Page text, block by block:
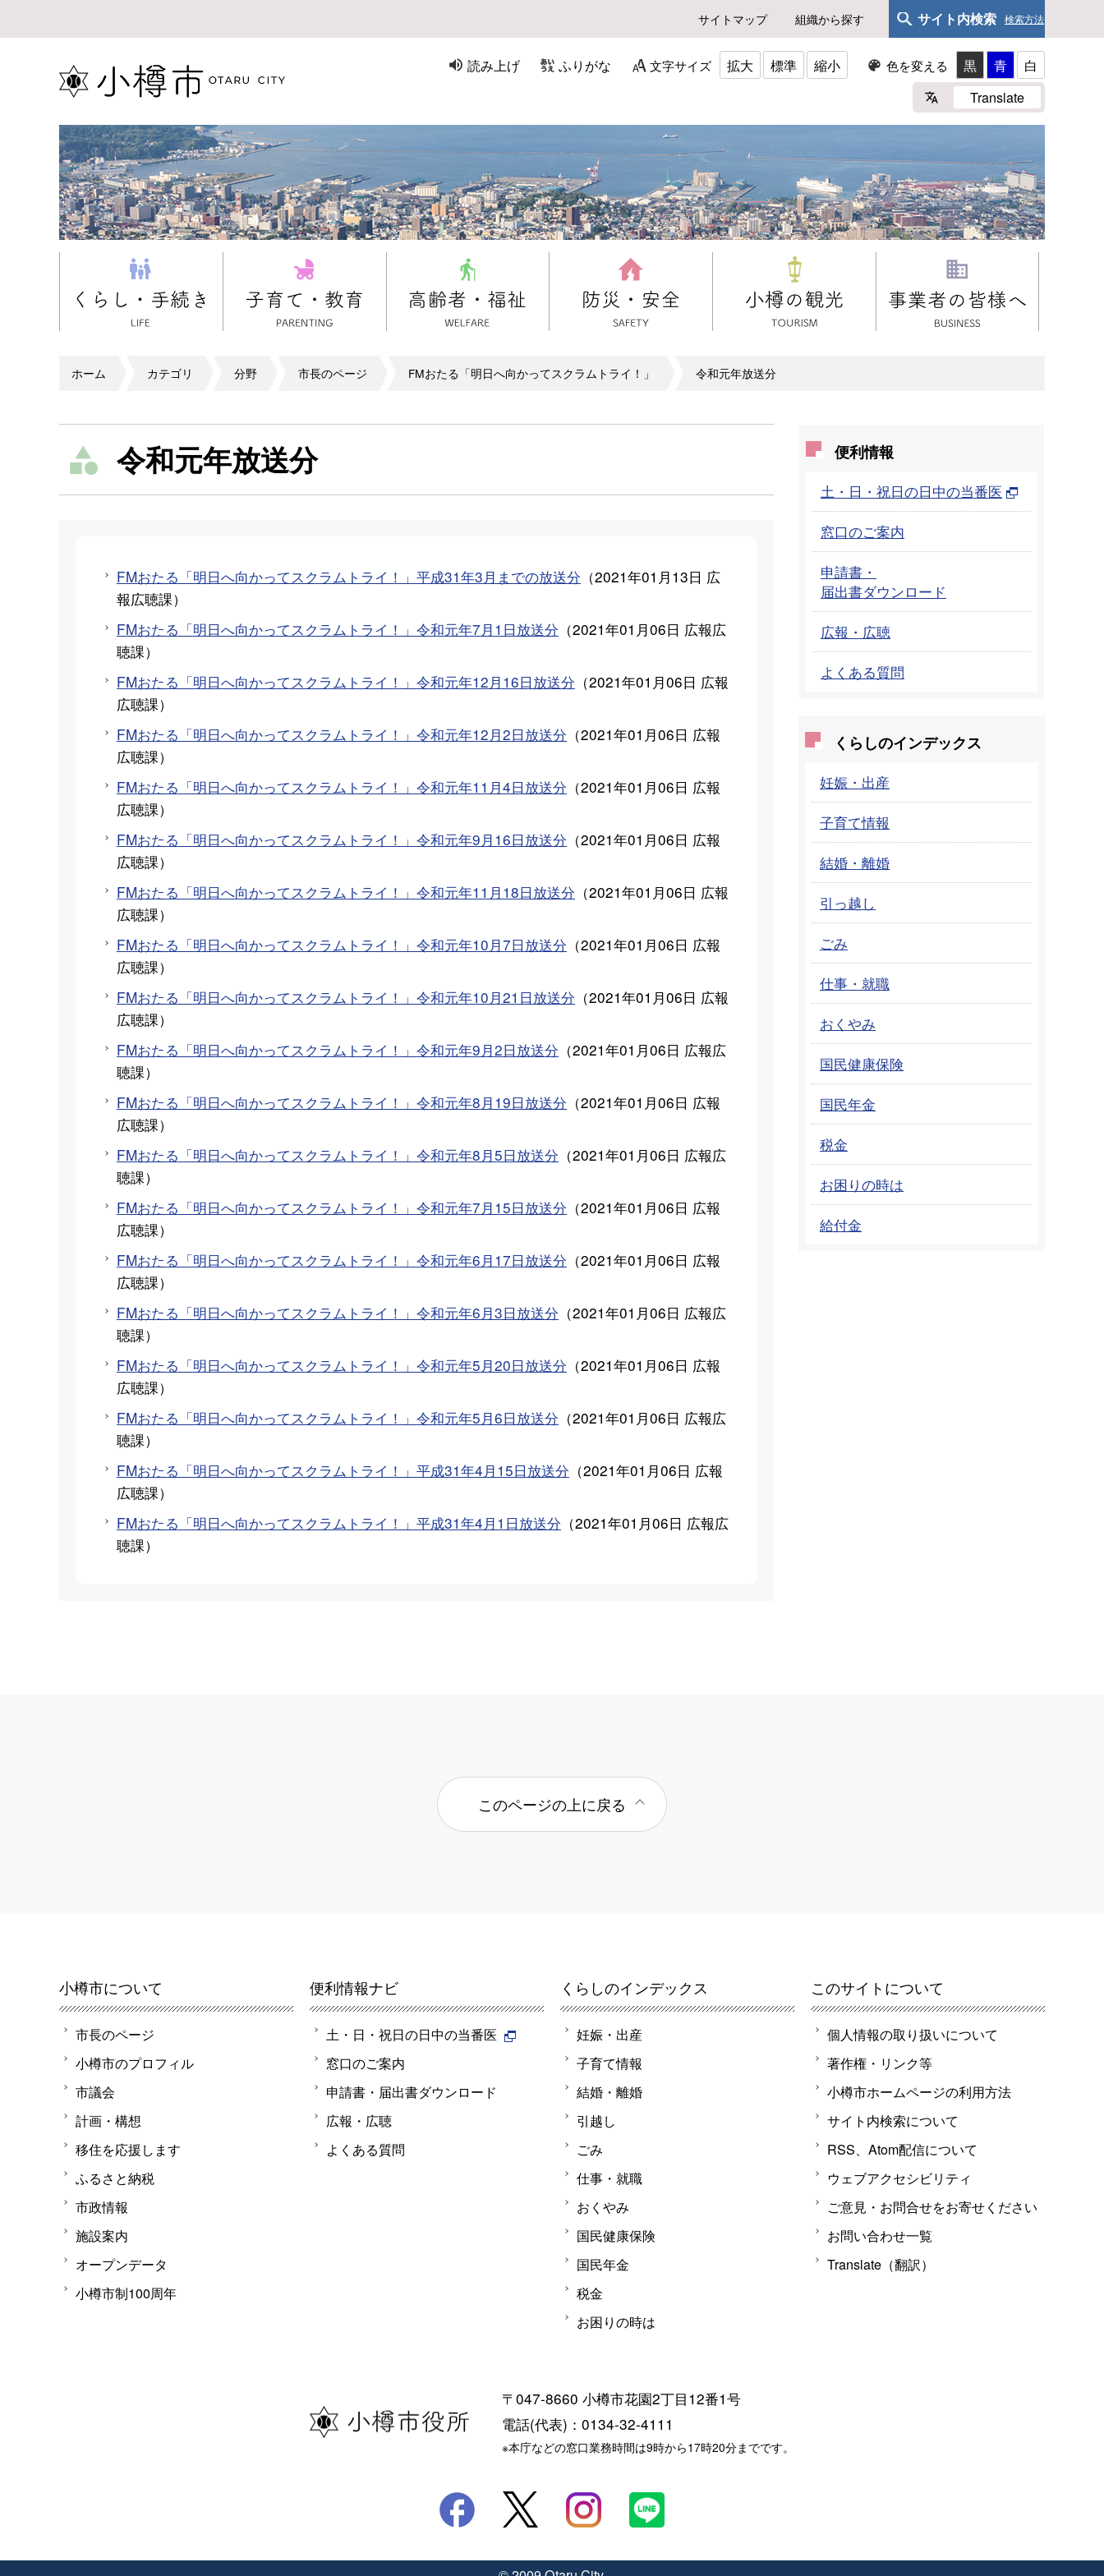
サイトマップ 組織から探す サイト内検索 検索方法
読み上げ ふりがな 文字サイズ 拡大 標準 縮小 色を変える 黒 青
白
Translate
ホーム カテゴリ 分野 市長のページ FMおたる「明日へ向かってスクラムトライ！」 令和元年放送分
令和元年放送分
FMおたる「明日へ向かってスクラムトライ！」平成31年3月までの放送分 （2021年01月13日 広
報広聴課）
FMおたる「明日へ向かってスクラムトライ！」令和元年7月1日放送分 （2021年01月06日 広報広
聴課）
FMおたる「明日へ向かってスクラムトライ！」令和元年12月16日放送分 （2021年01月06日 広報
広聴課）
FMおたる「明日へ向かってスクラムトライ！」令和元年12月2日放送分 （2021年01月06日 広報
広聴課）
FMおたる「明日へ向かってスクラムトライ！」令和元年11月4日放送分 （2021年01月06日 広報
広聴課）
FMおたる「明日へ向かってスクラムトライ！」令和元年9月16日放送分 （2021年01月06日 広報
広聴課）
FMおたる「明日へ向かってスクラムトライ！」令和元年11月18日放送分 （2021年01月06日 広報
広聴課）
FMおたる「明日へ向かってスクラムトライ！」令和元年10月7日放送分 （2021年01月06日 広報
広聴課）
FMおたる「明日へ向かってスクラムトライ！」令和元年10月21日放送分 （2021年01月06日 広報
広聴課）
FMおたる「明日へ向かってスクラムトライ！」令和元年9月2日放送分 （2021年01月06日 広報広
聴課）
FMおたる「明日へ向かってスクラムトライ！」令和元年8月19日放送分 （2021年01月06日 広報
広聴課）
FMおたる「明日へ向かってスクラムトライ！」令和元年8月5日放送分 （2021年01月06日 広報広
聴課）
FMおたる「明日へ向かってスクラムトライ！」令和元年7月15日放送分 （2021年01月06日 広報
広聴課）
FMおたる「明日へ向かってスクラムトライ！」令和元年6月17日放送分 （2021年01月06日 広報
広聴課）
FMおたる「明日へ向かってスクラムトライ！」令和元年6月3日放送分 （2021年01月06日 広報広
聴課）
FMおたる「明日へ向かってスクラムトライ！」令和元年5月20日放送分 （2021年01月06日 広報
広聴課）
FMおたる「明日へ向かってスクラムトライ！」令和元年5月6日放送分 （2021年01月06日 広報広
聴課）
FMおたる「明日へ向かってスクラムトライ！」平成31年4月15日放送分 （2021年01月06日 広報
広聴課）
FMおたる「明日へ向かってスクラムトライ！」平成31年4月1日放送分 （2021年01月06日 広報広
聴課）
便利情報
土・日・祝日の日中の当番医
窓口のご案内
申請書・
届出書ダウンロード
広報・広聴
よくある質問
くらしのインデックス
妊娠・出産
子育て情報
結婚・離婚
引っ越し
ごみ
仕事・就職
おくやみ
国民健康保険
国民年金
税金
お困りの時は
給付金
このページの上に戻る
小樽市について
市長のページ
小樽市のプロフィル
市議会
計画・構想
移住を応援します
ふるさと納税
市政情報
施設案内
オープンデータ
小樽市制100周年
便利情報ナビ
土・日・祝日の日中の当番医
窓口のご案内
申請書・届出書ダウンロード
広報・広聴
よくある質問
くらしのインデックス
妊娠・出産
子育て情報
結婚・離婚
引越し
ごみ
仕事・就職
おくやみ
国民健康保険
国民年金
税金
お困りの時は
このサイトについて
個人情報の取り扱いについて
著作権・リンク等
小樽市ホームページの利用方法
サイト内検索について
RSS、Atom配信について
ウェブアクセシビリティ
ご意見・お問合せをお寄せください
お問い合わせ一覧
Translate（翻訳）
〒047-8660 小樽市花園2丁目12番1号
電話(代表)：0134-32-4111
※本庁などの窓口業務時間は9時から17時20分までです。